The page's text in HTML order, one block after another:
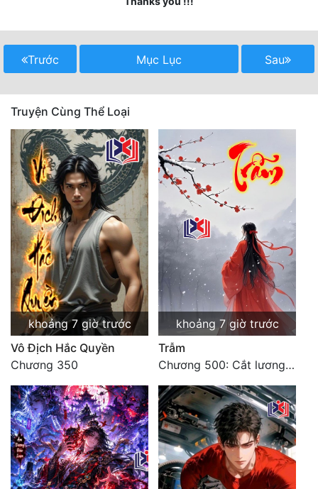
Kiếm Hiệp
Kỳ Huyễn
Linh Dị
Làm Giàu
Lịch Sử
Mưu Mô
Mạt Thế
Mỹ Thực
Ngôn Tình
Ngược
Nữ Cường
Nữ Phụ
Phong Thủy - Tâm Linh
Phương Tây
Phản Phái
Quan Trường
Trước Mục Lục Sau
Truyện Cùng Thể Loại
khoảng 7 giờ trước
Vô Địch Hắc Quyền
Chương 350
khoảng 7 giờ trước
Trẫm
Chương 500: Cắt lương thực là có thể thu hồi Macao (1)